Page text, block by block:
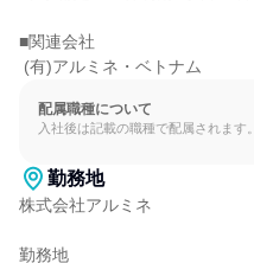
■関連会社
(有)アルミネ・ベトナム
配属職種について
入社後は記載の職種で配属されます。
勤務地
株式会社アルミネ
勤務地